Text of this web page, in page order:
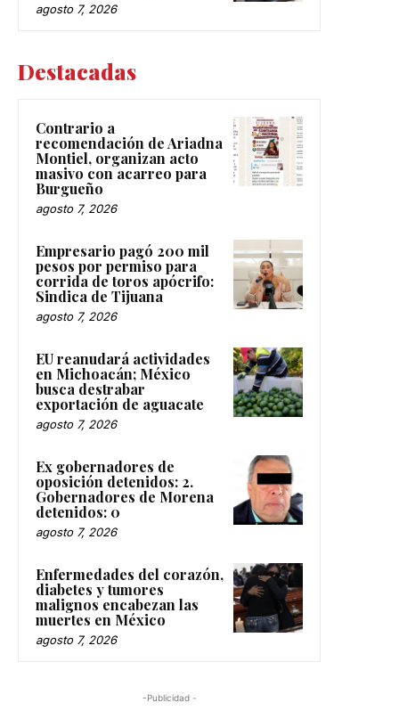
agosto 7, 2026
Destacadas
Contrario a
recomendación de Ariadna
Montiel, organizan acto
masivo con acarreo para
Burgueño
agosto 7, 2026
Empresario pagó 200 mil
pesos por permiso para
corrida de toros apócrifo:
Sindica de Tijuana
agosto 7, 2026
EU reanudará actividades
en Michoacán; México
busca destrabar
exportación de aguacate
agosto 7, 2026
Ex gobernadores de
oposición detenidos: 2.
Gobernadores de Morena
detenidos: 0
agosto 7, 2026
Enfermedades del corazón,
diabetes y tumores
malignos encabezan las
muertes en México
agosto 7, 2026
-Publicidad -